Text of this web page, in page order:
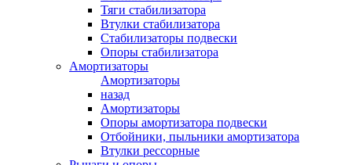
Тяги стабилизатора
Втулки стабилизатора
Стабилизаторы подвески
Опоры стабилизатора
Амортизаторы
Амортизаторы
назад
Амортизаторы
Опоры амортизатора подвески
Отбойники, пыльники амортизатора
Втулки рессорные